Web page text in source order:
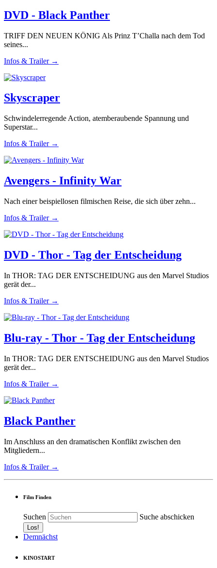
DVD - Black Panther
TRIFF DEN NEUEN KÖNIG Als Prinz T’Challa nach dem Tod
seines...
Infos & Trailer →
Skyscraper
Schwindelerregende Action, atemberaubende Spannung und
Superstar...
Infos & Trailer →
Avengers - Infinity War
Nach einer beispiellosen filmischen Reise, die sich über zehn...
Infos & Trailer →
DVD - Thor - Tag der Entscheidung
In THOR: TAG DER ENTSCHEIDUNG aus den Marvel Studios
gerät der...
Infos & Trailer →
Blu-ray - Thor - Tag der Entscheidung
In THOR: TAG DER ENTSCHEIDUNG aus den Marvel Studios
gerät der...
Infos & Trailer →
Black Panther
Im Anschluss an den dramatischen Konflikt zwischen den
Mitgliedern...
Infos & Trailer →
Film Finden
Suchen Suche abschicken
Demnächst
KINOSTART